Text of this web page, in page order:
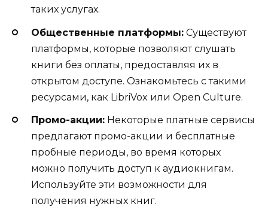
таких услугах.
Общественные платформы: Существуют
платформы, которые позволяют слушать
книги без оплаты, предоставляя их в
открытом доступе. Ознакомьтесь с такими
ресурсами, как LibriVox или Open Culture.
Промо-акции: Некоторые платные сервисы
предлагают промо-акции и бесплатные
пробные периоды, во время которых
можно получить доступ к аудиокнигам.
Используйте эти возможности для
получения нужных книг.